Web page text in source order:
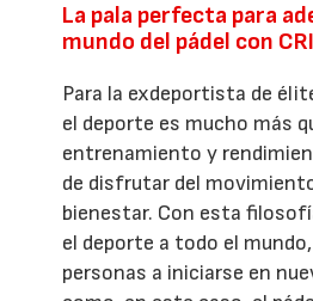
La pala perfecta para
mundo del pádel con
Para la exdeportista de
el deporte es mucho más
entrenamiento y
de disfrutar del
bienestar. Con esta
el deporte a todo el
personas a iniciarse en